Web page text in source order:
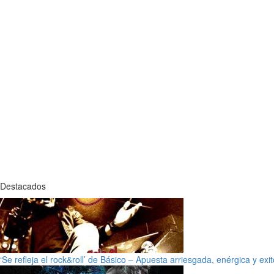
Destacados
‘Se refleja el rock&roll’ de Básico – Apuesta arriesgada, enérgica y